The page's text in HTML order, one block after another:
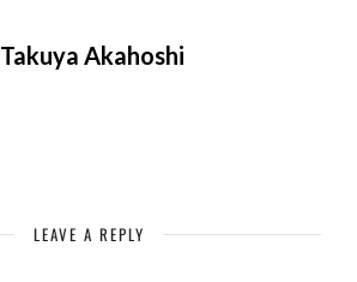
Takuya Akahoshi
LEAVE A REPLY